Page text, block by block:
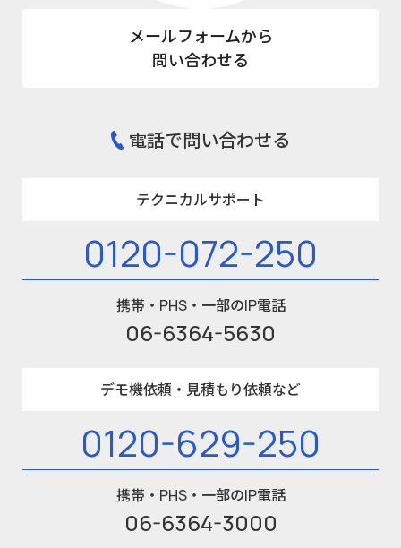
メールフォームから
問い合わせる
電話で問い合わせる
テクニカルサポート
0120-072-250
携帯・PHS・一部のIP電話
06-6364-5630
デモ機依頼・見積もり依頼など
0120-629-250
携帯・PHS・一部のIP電話
06-6364-3000